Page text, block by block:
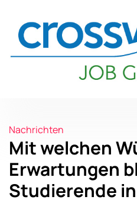
Nachrichten
Mit welchen
Erwartungen
Studierende